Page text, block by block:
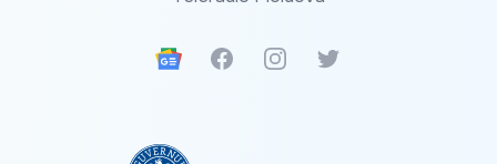
Google News
FacebookInstagramTwitter